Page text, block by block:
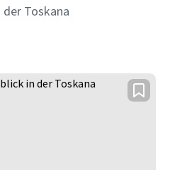
der Toskana